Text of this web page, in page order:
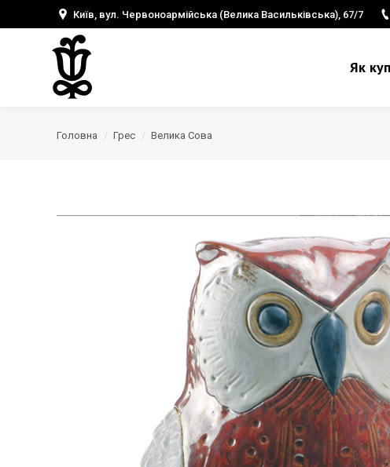
Київ, вул. Червоноармійська (Велика Васильківська), 67/7
Як
Головна Грес Велика Сова